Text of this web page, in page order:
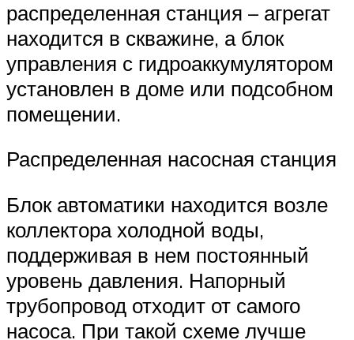
распределенная станция – агрегат
находится в скважине, а блок
управления с гидроаккумулятором
установлен в доме или подсобном
помещении.
Распределенная насосная станция
Блок автоматики находится возле
коллектора холодной воды,
поддерживая в нем постоянный
уровень давления. Напорный
трубопровод отходит от самого
насоса. При такой схеме лучше